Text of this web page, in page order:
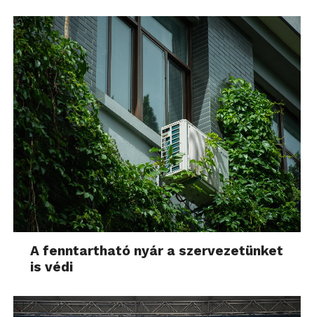
A fenntartható nyár a szervezetünket
is védi